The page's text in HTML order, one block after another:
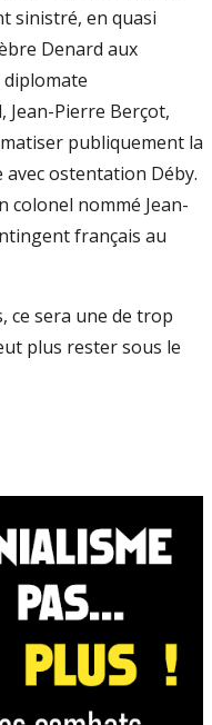
sinistré, en quasi
Denard aux
diplomate
Jean-Pierre Berçot,
publiquement la
ostentation Déby.
colonel nommé Jean-
français au
ce sera une de trop
plus rester sous le